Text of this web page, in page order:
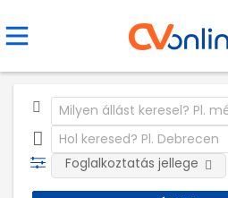
Foglalkoztatás jellege